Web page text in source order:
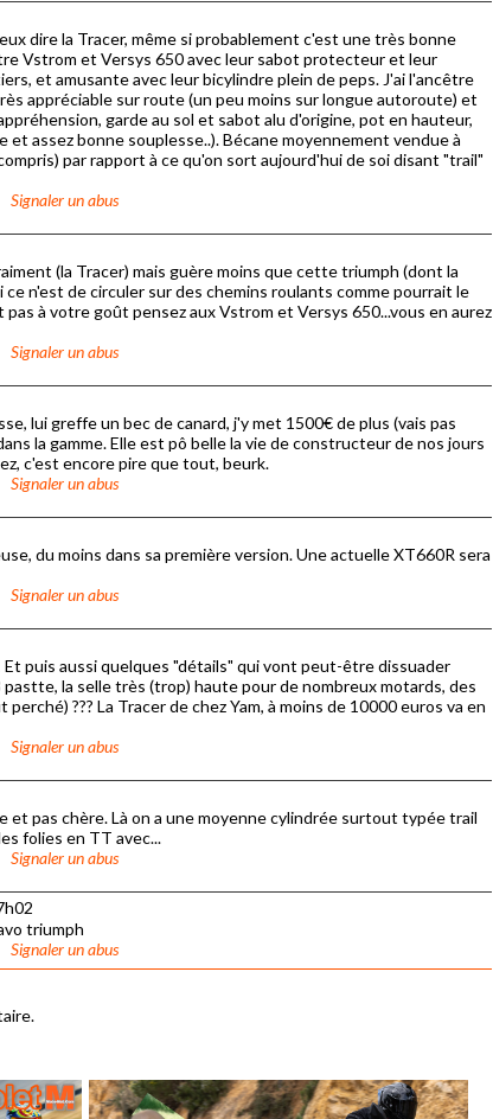
dire la Tracer, même si probablement c'est une très bonne
Vstrom et Versys 650 avec leur sabot protecteur et leur
et amusante avec leur bicylindre plein de peps. J'ai l'ancêtre
appréciable sur route (un peu moins sur longue autoroute) et
garde au sol et sabot alu d'origine, pot en hauteur,
assez bonne souplesse..). Bécane moyennement vendue à
par rapport à ce qu'on sort aujourd'hui de soi disant "trail"
Signaler un abus
(la Tracer) mais guère moins que cette triumph (dont la
n'est de circuler sur des chemins roulants comme pourrait le
à votre goût pensez aux Vstrom et Versys 650...vous en aurez
Signaler un abus
lui greffe un bec de canard, j'y met 1500€ de plus (vais pas
la gamme. Elle est pô belle la vie de constructeur de nos jours
c'est encore pire que tout, beurk.
Signaler un abus
du moins dans sa première version. Une actuelle XT660R sera
Signaler un abus
puis aussi quelques "détails" qui vont peut-être dissuader
la selle très (trop) haute pour de nombreux motards, des
??? La Tracer de chez Yam, à moins de 10000 euros va en
Signaler un abus
et pas chère. Là on a une moyenne cylindrée surtout typée trail
folies en TT avec...
Signaler un abus
triumph
Signaler un abus